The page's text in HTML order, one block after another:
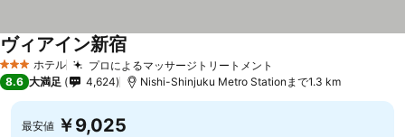
3 ホテルのランク
ホテル プロによるマッサージトリートメント
ヴィアイン新宿
8.6 大満足 4,624 Nishi-Shinjuku Metro Stationまで1.3 km
最安値 ￥9,025